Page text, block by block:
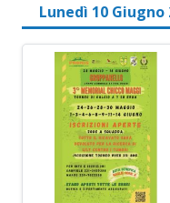
Lunedì 10 Giugno